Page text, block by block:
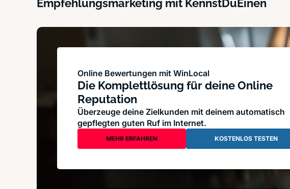
Empfehlungsmarketing mit KennstDuEinen
Online Bewertungen mit WinLocal
Die Komplettlösung für deine Online
Reputation
Überzeuge deine Zielkunden mit deinem automatisch
gepflegten guten Ruf im Internet.
MEHR ERFAHREN KOSTENLOS TESTEN